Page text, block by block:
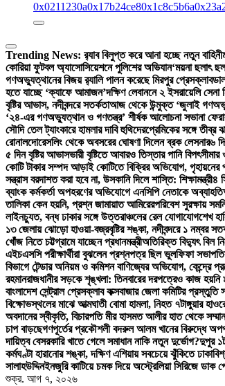
0x0211230a0x17b24ce80x1c8c5b6a
Trending News: র‍্যাব বিলুপ্ত করে আনা হচ্ছে নতুন বাহিনী
কোরিয়া ফুটবল অ্যাসোসিয়েশনে পুলিশের অভিযান‘ময়না ছলাৎ
গণঅভ্যুত্থানের বিজয় র‍্যালি পালন করেছে মিরপুর প্রেসক্লাব
হতে যাচ্ছে ‘ক্যাফে আমাজন’দক্ষিণ লেবাননে ২ ইসরায়েলি
বৃষ্টির আভাস, নদীবন্দরে সতর্কতাআজ থেকে উন্মুক্ত ‘জুলাই
‘২৪-এর গণঅভ্যুত্থান ও গণতন্ত্র’ শীর্ষক আলোচনা সভানা
সৌদি তেল ট্যাংকারে হামলার দাবি হুথিদেরপ্রেমিকের সঙ্গে
রোনালদোরেসলিং থেকে অবসরের ঘোষণা দিলেন ব্রক লেসনার৬
৫ দিন বৃষ্টির আভাসভারী বৃষ্টিতে আবারও তিস্তার পানি বিপৎসীমার
কোটি টাকার সম্পদ আড়াই কোটিতে বিক্রির অভিযোগ, গৃহায়নের
সন্ত্রাস বরদাশত করা হবে না, উসকানি দিলে শাস্তি: শিক্ষামন্ত্রী৪
ব্যাংক কর্মকর্তা অপহরণের অভিযোগে এনসিপি নেতাকে অব্যাহতি
তালিকা কেন হয়নি, প্রশ্ন জামায়াত আমিরেরপরিবেশ সুরক্ষায়
লাইনচ্যুত, বন্ধ ঢাকার সঙ্গে উত্তরাঞ্চলের রেল যোগাযোগশেখ
১৩ জেলায় ঝোড়ো হাওয়া-বজ্রবৃষ্টির শঙ্কা, নদীবন্দরে ১ নম্বর
খোঁজ নিতে চট্টগ্রামে যাচ্ছেন প্রধানমন্ত্রীঅতিরিক্ত বিদ্যুৎ বিল
এইচএসসি পরীক্ষার্থীরা বুঝলেন প্রশ্নপত্র ছিল ভুলফিফা
বিভাগে টেন্ডার অনিয়ম ও কমিশন বাণিজ্যের অভিযোগ, কেন্দ্রে
রহমানরাজধানীর সড়কে শৃঙ্খলা: তিনবারের দরপত্রেও কাজ হয়নি
বাংলাদেশ সেন্ট্রাল প্রেসক্লাব কক্সবাজার জেলা কমিটির প্রস্তুতি
বিক্ষোভস্থলের মাঝে আত্মঘাতী বোমা হামলা, নিহত ৭টাঙ্গুয়ার
অবদানের স্বীকৃতি, বিচারপতি মীর হাসমত আলীর হাত থেকে
চাপ বাড়ছেগণপূর্তের প্রকৌশলী বদরুল আলম খানের বিরুদ্ধে
দায়িত্ব বেসরকারি খাতে গেলে সমাধান নাকি নতুন দুর্ভোগ?দুপুর
কর্মঘণ্টা হারানোর শঙ্কা, দক্ষিণ এশিয়ায় সবচেয়ে ঝুঁকিতে ঢাকা
সালাহউদ্দিনইনজুরি কাটিয়ে চমক দিয়ে অস্ট্রেলিয়া সিরিজে ডাক
শুক্র. আগ ৭, ২০২৬